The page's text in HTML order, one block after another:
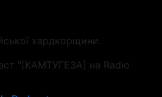
хардкорщини.
"[КАМТУГЕЗА] на Radio